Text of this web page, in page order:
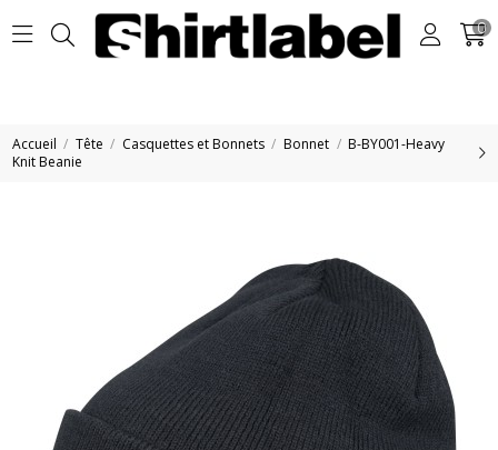
0
Accueil Tête Casquettes et Bonnets Bonnet
B-BY001-Heavy
Knit Beanie